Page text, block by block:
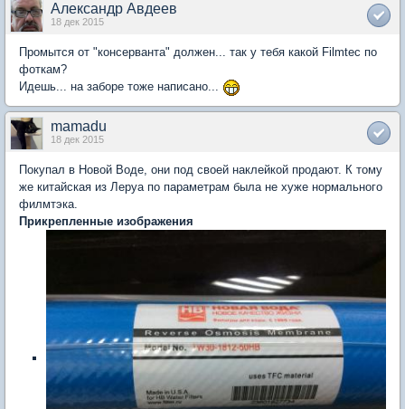
Александр Авдеев
18 дек 2015
Промытся от "консерванта" должен... так у тебя какой Filmtec по
фоткам?
Идешь... на заборе тоже написано...
mamadu
18 дек 2015
Покупал в Новой Воде, они под своей наклейкой продают. К тому
же китайская из Леруа по параметрам была не хуже нормального
филмтэка.
Прикрепленные изображения